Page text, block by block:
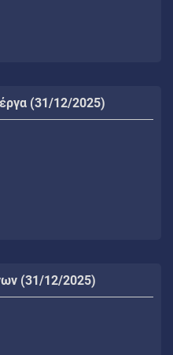
(31/12/2025)
(31/12/2025)